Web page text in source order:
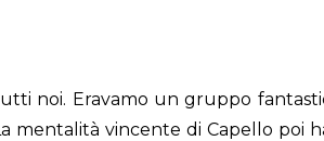
noi. Eravamo un gruppo
mentalità vincente di Capello poi